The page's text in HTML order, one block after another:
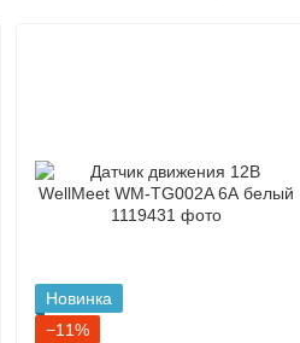
Новинка
−11%